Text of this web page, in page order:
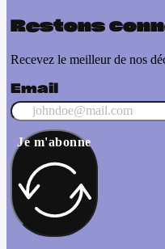
Restons
Recevez le meilleur de nos
Email
Je m'abonne